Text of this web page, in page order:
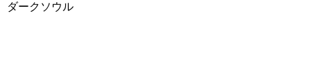
ダークソウル